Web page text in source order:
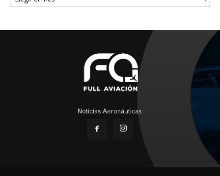
Noticias Aeronáuticas